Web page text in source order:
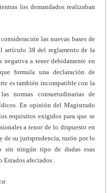
los demandados realizaban
las nuevas bases de
artículo 38 del reglamento de la
a tener debidamente en
formula una declaración de
es también incompatible con la
normas consuetudinarias de
En opinión del Magistrado
requisitos exigidos para que se
a tenor de lo dispuesto en
de su jurisprudencia, razón por lo
sin ningún tipo de dudas esas
Estados afectados.